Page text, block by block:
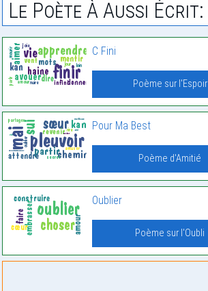
Le Poète À Aussi Écrit:
C Fini
Poème sur l'Espoir
Pour Ma Best
Poème d'Amitié
Oublier
Poème sur l'Oubli